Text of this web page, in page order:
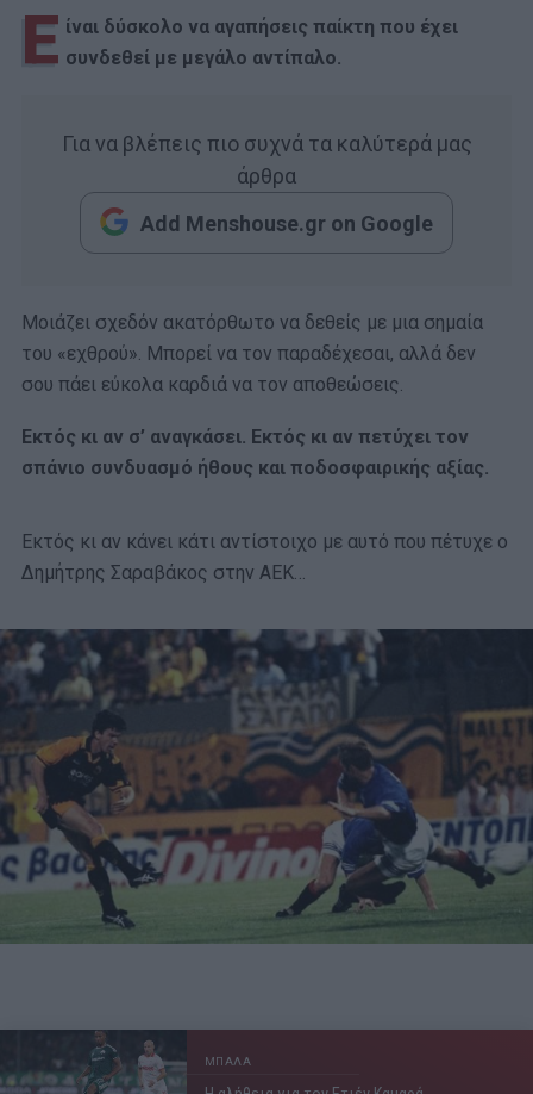
Ε ίναι δύσκολο να αγαπήσεις παίκτη που έχει
συνδεθεί με μεγάλο αντίπαλο.
Για να βλέπεις πιο συχνά τα καλύτερά μας
άρθρα
Add Menshouse.gr on Google
Μοιάζει σχεδόν ακατόρθωτο να δεθείς με μια σημαία
του «εχθρού». Μπορεί να τον παραδέχεσαι, αλλά δεν
σου πάει εύκολα καρδιά να τον αποθεώσεις.
Εκτός κι αν σ’ αναγκάσει. Εκτός κι αν πετύχει τον
σπάνιο συνδυασμό ήθους και ποδοσφαιρικής αξίας.
Εκτός κι αν κάνει κάτι αντίστοιχο με αυτό που πέτυχε ο
Δημήτρης Σαραβάκος στην ΑΕΚ…
ΜΠΑΛΑ